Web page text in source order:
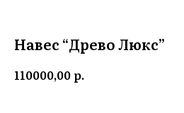
Навес “Древо Люкс”
110000,00 р.